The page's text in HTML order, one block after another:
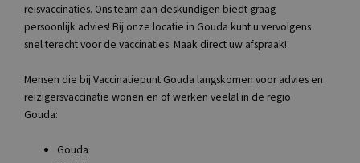
reisvaccinaties. Ons team aan deskundigen biedt graag
persoonlijk advies! Bij onze locatie in Gouda kunt u vervolgens
snel terecht voor de vaccinaties. Maak direct uw afspraak!
Mensen die bij Vaccinatiepunt Gouda langskomen voor advies en
reizigersvaccinatie wonen en of werken veelal in de regio
Gouda:
Gouda